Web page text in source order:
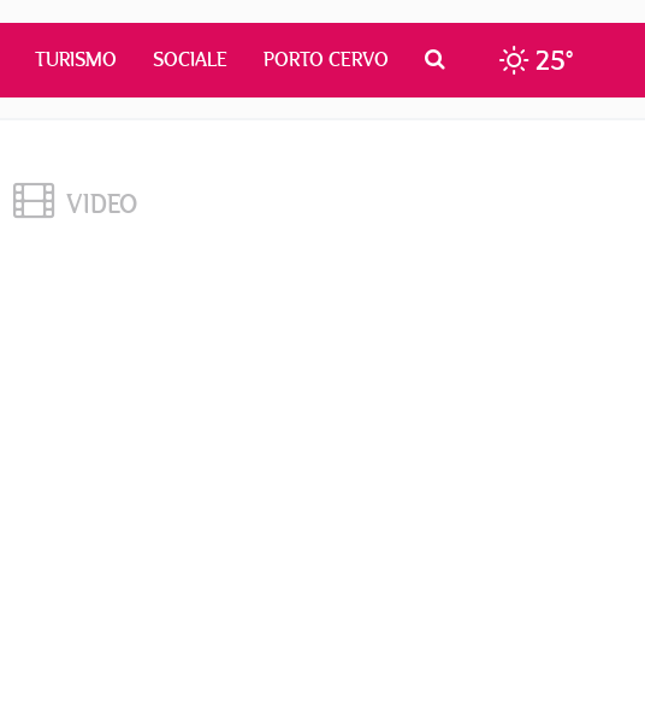
TURISMO SOCIALE PORTO CERVO 25°
VIDEO